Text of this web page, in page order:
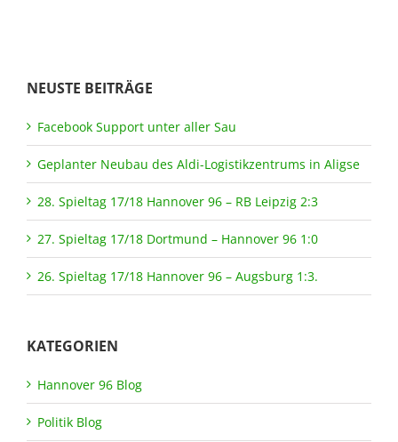
NEUSTE BEITRÄGE
Facebook Support unter aller Sau
Geplanter Neubau des Aldi-Logistikzentrums in Aligse
28. Spieltag 17/18 Hannover 96 – RB Leipzig 2:3
27. Spieltag 17/18 Dortmund – Hannover 96 1:0
26. Spieltag 17/18 Hannover 96 – Augsburg 1:3.
KATEGORIEN
Hannover 96 Blog
Politik Blog